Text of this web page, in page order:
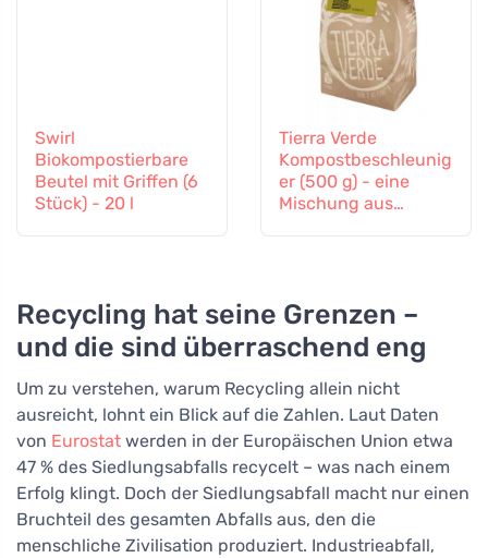
Swirl
Biokompostierbare
Beutel mit Griffen (6
Stück) - 20 l
Tierra Verde
Kompostbeschleunig
er (500 g) - eine
Mischung aus
Recycling hat seine Grenzen –
und die sind überraschend eng
Um zu verstehen, warum Recycling allein nicht
ausreicht, lohnt ein Blick auf die Zahlen. Laut Daten
von Eurostat werden in der Europäischen Union etwa
47 % des Siedlungsabfalls recycelt – was nach einem
Erfolg klingt. Doch der Siedlungsabfall macht nur einen
Bruchteil des gesamten Abfalls aus, den die
menschliche Zivilisation produziert. Industrieabfall,